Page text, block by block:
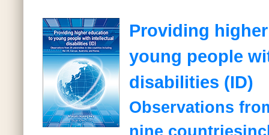
Providing
young people
disabilities (ID)
Observations
nine